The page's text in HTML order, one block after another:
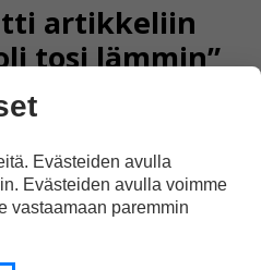
artikkeliin
tosi lämmin”
17:36
Evästeiden avulla
Evästeiden avulla voimme
vastaamaan paremmin